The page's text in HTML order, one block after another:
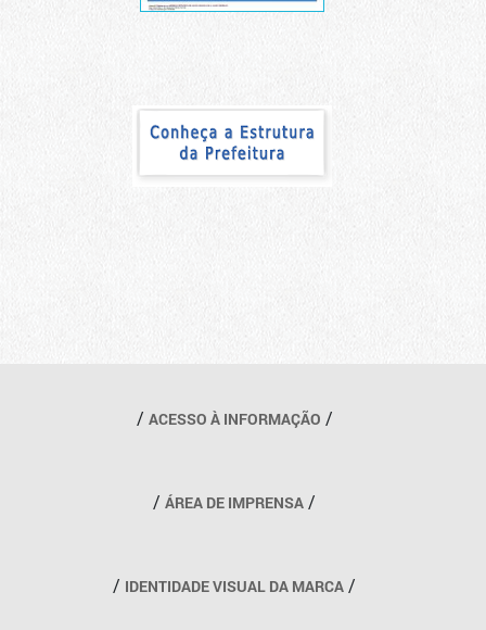
Outros links
ACESSO À INFORMAÇÃO
ÁREA DE IMPRENSA
IDENTIDADE VISUAL DA MARCA